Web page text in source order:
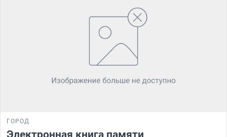
ГОРОД
Электронная книга памяти